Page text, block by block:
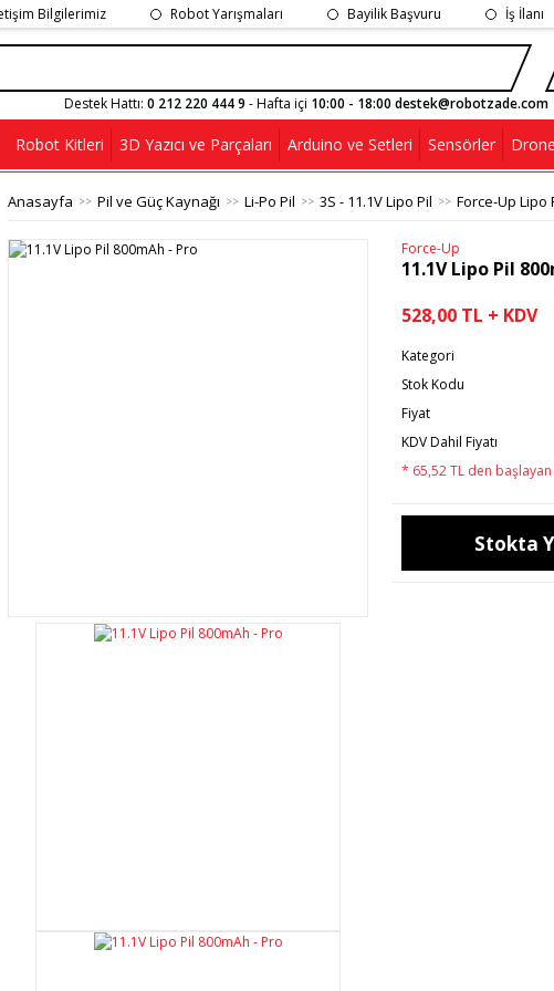
Bilgilerimiz Robot Yarışmaları Bayilik Başvuru İş İlanı
Destek Hattı: 0 212 220 444 9 - Hafta içi 10:00 - 18:00 destek@robotzade.com
Robot Kitleri 3D Yazıcı ve Parçaları Arduino ve Setleri Sensörler
Anasayfa Pil ve Güç Kaynağı Li-Po Pil 3S - 11.1V Lipo Pil Force-Up Lipo
Force-Up
11.1V Lipo Pil
528,00 TL + KDV
Kategori
Stok Kodu
Fiyat
KDV Dahil Fiyatı
* 65,52 TL den
Stokta